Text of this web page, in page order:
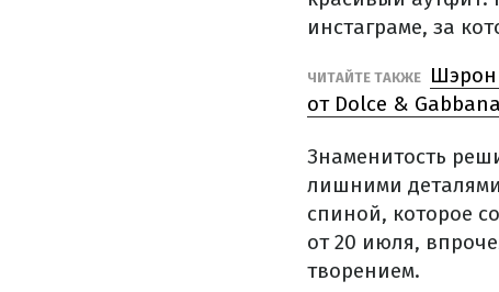
инстаграме, за
ЧИТАЙТЕ ТАКЖЕ
Шэрон
от Dolce &
Знаменитость
лишними
спиной, которое
от 20 июля,
творением.